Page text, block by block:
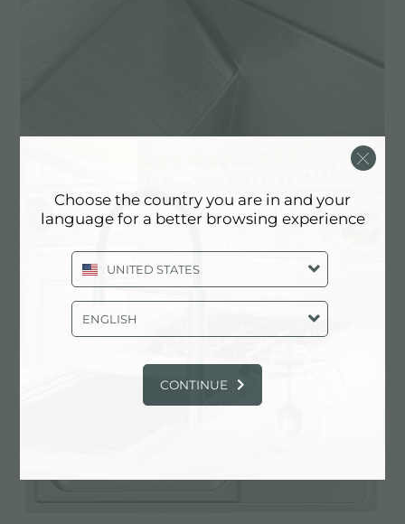
Cuvettes d'angle
Choose the country you are in and your
language for a better browsing experience
UNITED STATES
ENGLISH
CONTINUE